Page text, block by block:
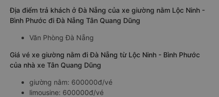
Địa điểm trả khách ở Đà Nẵng của xe giường nằm Lộc Ninh -
Bình Phước đi Đà Nẵng Tân Quang Dũng
Văn Phòng Đà Nẵng
Giá vé xe giường nằm đi Đà Nẵng từ Lộc Ninh - Bình Phước
của nhà xe Tân Quang Dũng
giường nằm: 600000đ/vé
limousine: 600000đ/vé